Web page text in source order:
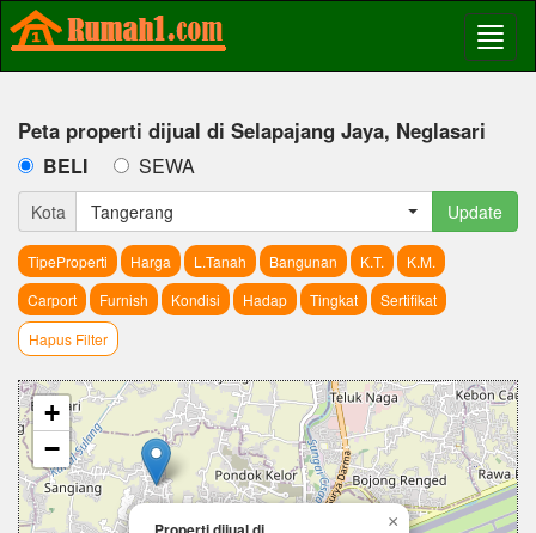
Peta properti dijual di Selapajang Jaya, Neglasari
BELI SEWA
Kota Tangerang Update
TipeProperti Harga L.Tanah Bangunan K.T.
K.M.
Carport
Furnish Kondisi Hadap Tingkat
Sertifikat
Hapus Filter
×
+
−